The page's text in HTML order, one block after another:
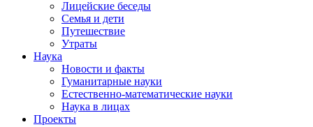
Лицейские беседы
Семья и дети
Путешествие
Утраты
Наука
Новости и факты
Гуманитарные науки
Естественно-математические науки
Наука в лицах
Проекты